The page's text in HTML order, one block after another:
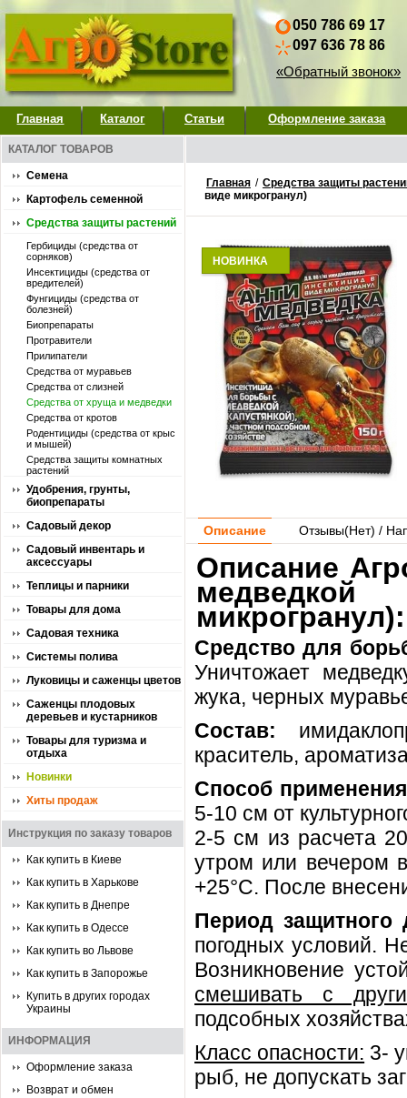
050 786 69 17
097 636 78 86
«Обратный звонок»
Главная Каталог Статьи Оформление заказа
КАТАЛОГ ТОВАРОВ
Семена
Картофель семенной
Средства защиты растений
Гербициды (средства от
сорняков)
Инсектициды (средства от
вредителей)
Фунгициды (средства от
болезней)
Биопрепараты
Протравители
Прилипатели
Средства от муравьев
Средства от слизней
Средства от хруща и медведки
Средства от кротов
Родентициды (средства от крыс
и мышей)
Средства защиты комнатных
растений
Удобрения, грунты,
биопрепараты
Садовый декор
Садовый инвентарь и
аксессуары
Теплицы и парники
Товары для дома
Садовая техника
Системы полива
Луковицы и саженцы цветов
Саженцы плодовых
деревьев и кустарников
Товары для туризма и
отдыха
Новинки
Хиты продаж
Инструкция по заказу товаров
Как купить в Киеве
Как купить в Харькове
Как купить в Днепре
Как купить в Одессе
Как купить во Львове
Как купить в Запорожье
Купить в других городах
Украины
ИНФОРМАЦИЯ
Оформление заказа
Возврат и обмен
Главная / Средства защиты
виде микрогранул)
НОВИНКА
Описание Отзывы(Нет) /
Описание
микрогранул):
Средство для
Уничтожает
жука, черных
Состав:
краситель,
Способ
5-10 см от
2-5 см из расчета
утром или вечером
+25°С. После
Период защитного
погодных условий.
Возникновение
смешивать с
подсобных
Класс опасности: 3-
рыб, не допускать